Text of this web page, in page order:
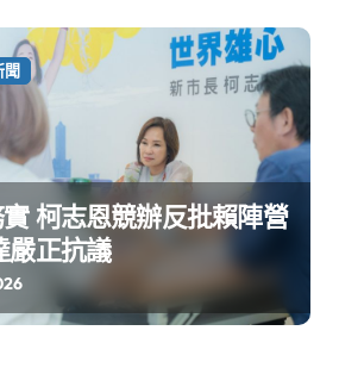
柯志恩競辦反批賴陣營
嚴正抗議